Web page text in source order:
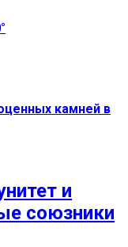
камней в
и
союзники